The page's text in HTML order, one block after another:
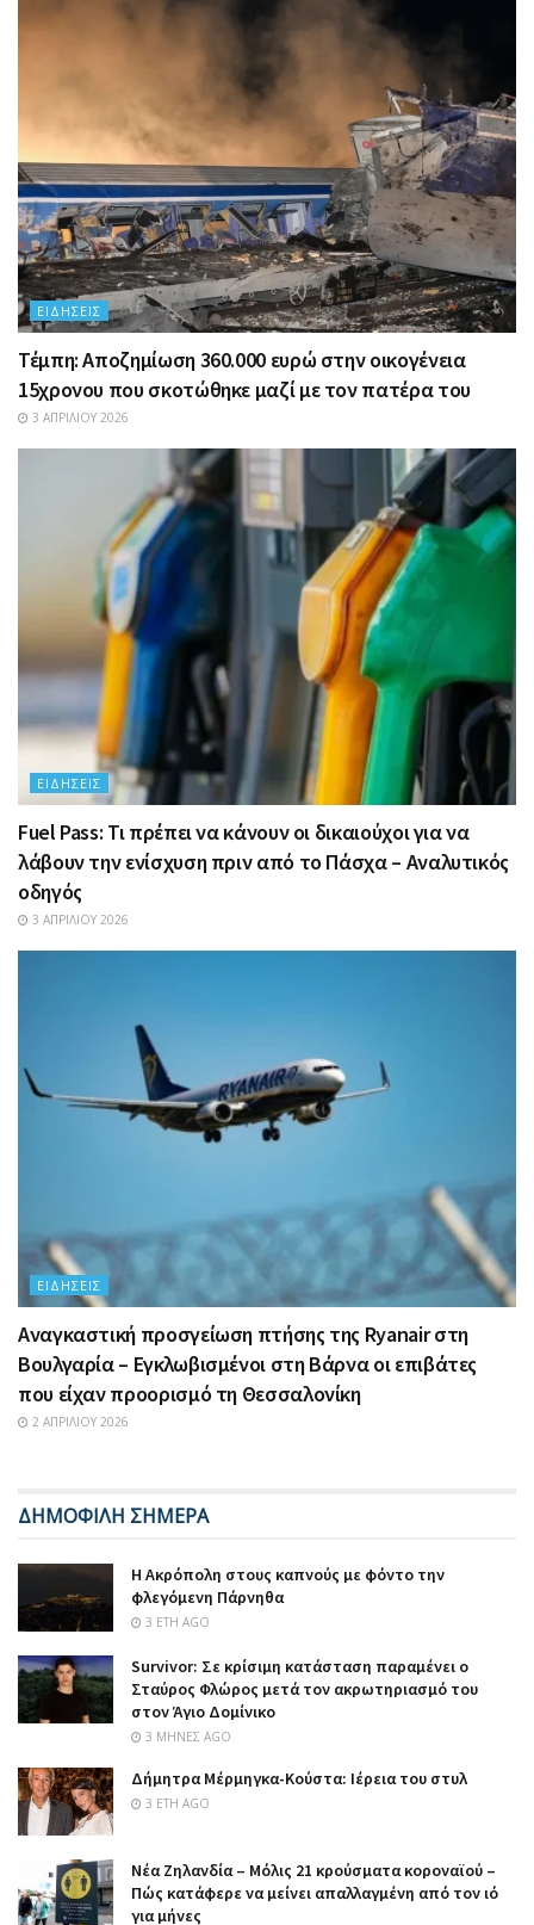
ΕΙΔΉΣΕΙΣ
Τέμπη: Αποζημίωση 360.000 ευρώ στην οικογένεια
15χρονου που σκοτώθηκε μαζί με τον πατέρα του
3 ΑΠΡΙΛΊΟΥ 2026
ΕΙΔΉΣΕΙΣ
Fuel Pass: Τι πρέπει να κάνουν οι δικαιούχοι για να
λάβουν την ενίσχυση πριν από το Πάσχα – Αναλυτικός
οδηγός
3 ΑΠΡΙΛΊΟΥ 2026
ΕΙΔΉΣΕΙΣ
Αναγκαστική προσγείωση πτήσης της Ryanair στη
Βουλγαρία – Εγκλωβισμένοι στη Βάρνα οι επιβάτες
που είχαν προορισμό τη Θεσσαλονίκη
2 ΑΠΡΙΛΊΟΥ 2026
ΔΗΜΟΦΙΛΗ ΣΗΜΕΡΑ
Η Ακρόπολη στους καπνούς με φόντο την
φλεγόμενη Πάρνηθα
3 ΈΤΗ AGO
Survivor: Σε κρίσιμη κατάσταση παραμένει ο
Σταύρος Φλώρος μετά τον ακρωτηριασμό του
στον Άγιο Δομίνικο
3 ΜΉΝΕΣ AGO
Δήμητρα Μέρμηγκα-Κούστα: Ιέρεια του στυλ
3 ΈΤΗ AGO
Νέα Ζηλανδία – Μόλις 21 κρούσματα κοροναϊού –
Πώς κατάφερε να μείνει απαλλαγμένη από τον ιό
για μήνες